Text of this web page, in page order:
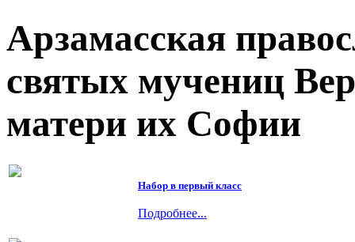
Арзамасская
святых мучениц
матери их Софии
Набор в первый класс
Подробнее...